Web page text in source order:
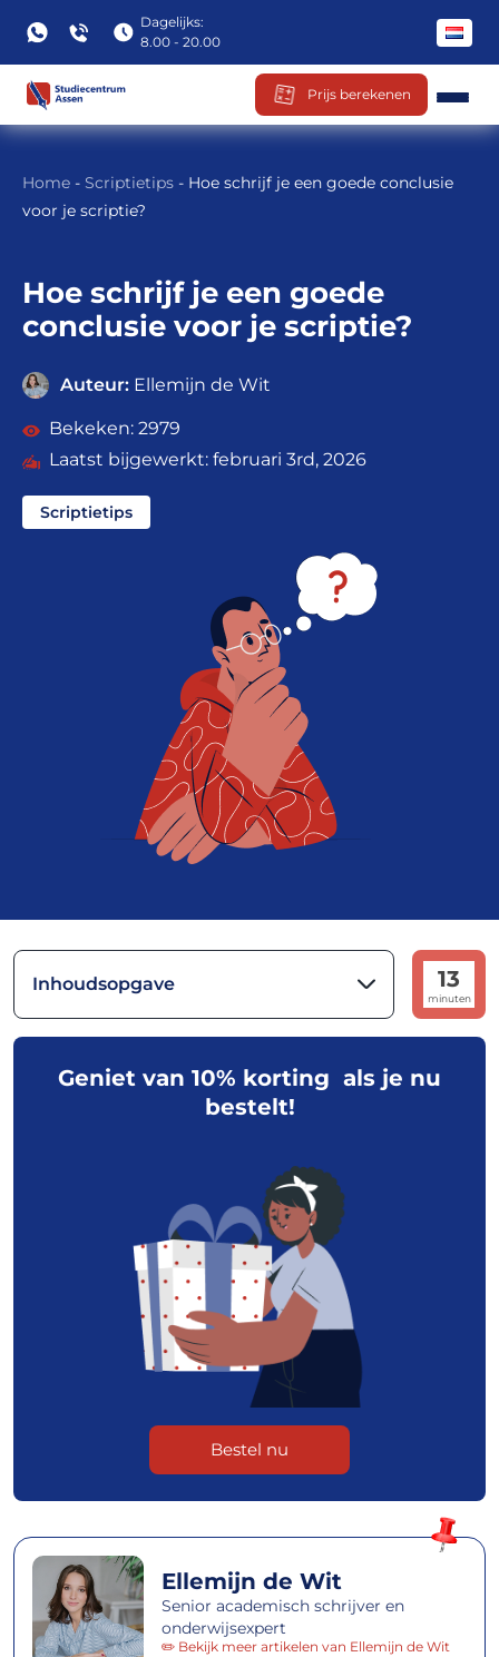
Ga
Home - Scriptietips - Hoe schrijf je een goede conclusie
voor je scriptie?
Hoe schrijf je een goede
conclusie voor je scriptie?
Auteur: Ellemijn de Wit
2979
februari 3rd, 2026
Scriptietips
Dagelijks:
8.00 - 20.00
Prijs berekenen
Ellemijn de Wit
Senior academisch schrijver en
onderwijsexpert
✏️ Bekijk meer artikelen van Ellemijn de Wit
Inhoudsopgave 13
minuten
Geniet van 10% korting als je nu
bestelt!
Bestel nu